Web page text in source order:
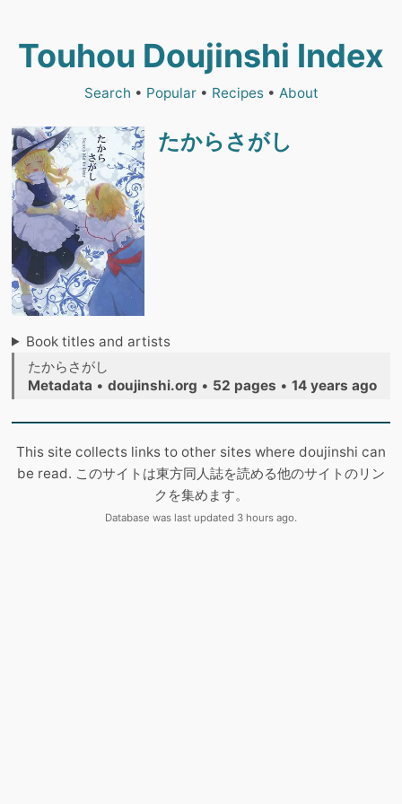
Touhou Doujinshi Index
Search • Popular• Recipes• About
たからさがし
Book titles and artists
たからさがし
Metadata • doujinshi.org • 52 pages • 14 years ago
This site collects links to other sites where doujinshi can
be read. このサイトは東方同人誌を読める他のサイトのリン
クを集めます。
Database was last updated 3 hours ago.